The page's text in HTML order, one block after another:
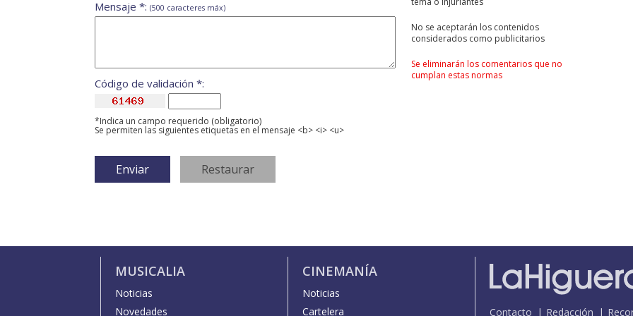
No se aceptarán los contenidos
considerados como publicitarios
Se eliminarán los comentarios que no
cumplan estas normas
Mensaje *: (500 caracteres máx)
Código de validación *:
*Indica un campo requerido (obligatorio)
Se permiten las siguientes etiquetas en el mensaje <b> <i> <u>
MUSICALIA
Noticias
Novedades
CINEMANÍA
Noticias
Cartelera
Contacto Redacción